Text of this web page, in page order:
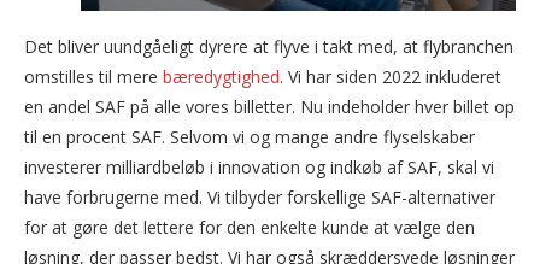
Det bliver uundgåeligt dyrere at flyve i takt med, at flybranchen
omstilles til mere bæredygtighed. Vi har siden 2022 inkluderet
en andel SAF på alle vores billetter. Nu indeholder hver billet op
til en procent SAF. Selvom vi og mange andre flyselskaber
investerer milliardbeløb i innovation og indkøb af SAF, skal vi
have forbrugerne med. Vi tilbyder forskellige SAF-alternativer
for at gøre det lettere for den enkelte kunde at vælge den
løsning, der passer bedst. Vi har også skræddersyede løsninger